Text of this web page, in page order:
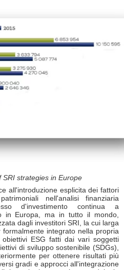
SRI strategies in Europe
all'introduzione esplicita dei fattori
nell'analisi finanziaria
d'investimento continua a
in Europa, ma in tutto il mondo,
dagli investitori SRI, la cui larga
integrato nella propria
ESG fatti dai vari soggetti
di sviluppo sostenibile (SDGs),
per ottenere risultati più
gradi e approcci all'integrazione